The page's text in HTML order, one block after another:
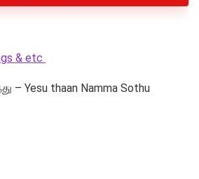
& etc
– Yesu thaan Namma Sothu